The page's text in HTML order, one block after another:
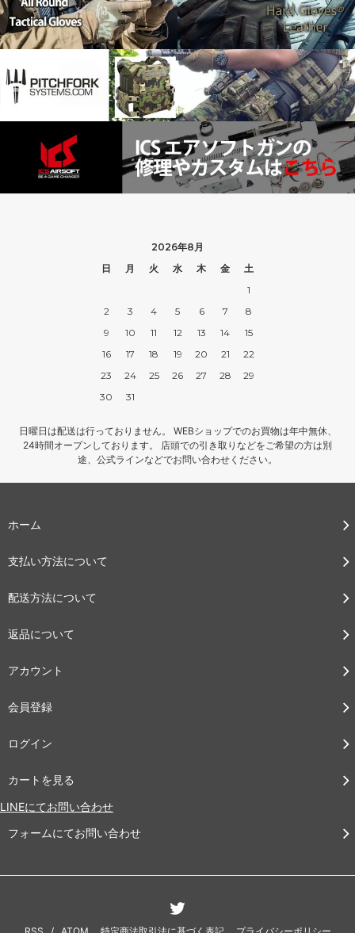
2026年8月
日
月 火 水 木 金
土
1
2
3 4 5 6 7
8
9
10 11 12 13 14
15
16
17 18 19 20 21
22
23
24 25 26 27 28
29
30
31
日曜日は配送は行っておりません。 WEBショップでのお買物は年中無休、
24時間オープンしております。 店頭での引き取りなどをご希望の方は別
途、公式ラインなどでお問い合わせください。
ホーム
支払い方法について
配送方法について
返品について
アカウント
会員登録
ログイン
カートを見る
LINEにてお問い合わせ
フォームにてお問い合わせ